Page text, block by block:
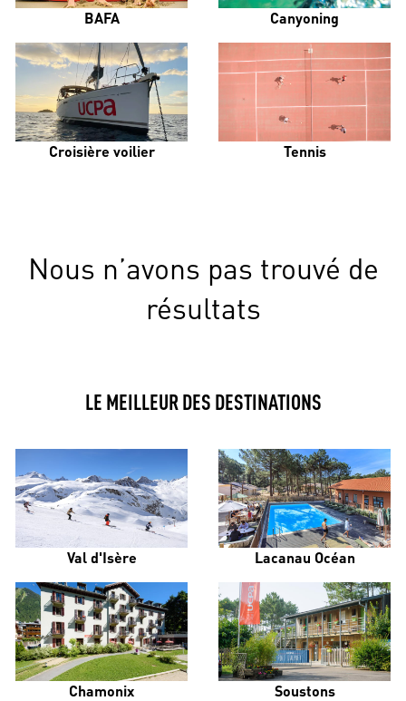
BAFA Canyoning
Croisière voilier Tennis
Nous n’avons pas trouvé de
résultats
LE MEILLEUR DES DESTINATIONS
Val d'Isère Lacanau Océan
Chamonix Soustons